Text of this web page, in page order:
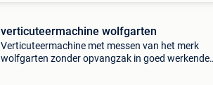
verticuteermachine wolfgarten
Verticuteermachine met messen van het merk
wolfgarten zonder opvangzak in goed werkende